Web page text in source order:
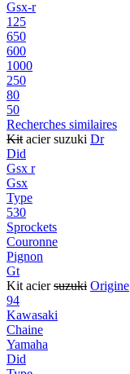
Gsx-r
125
650
600
1000
250
80
50
Recherches similaires
Kit acier suzuki Dr
Did
Gsx r
Gsx
Type
530
Sprockets
Couronne
Pignon
Gt
Kit aciersuzuki Origine
94
Kawasaki
Chaine
Yamaha
Did